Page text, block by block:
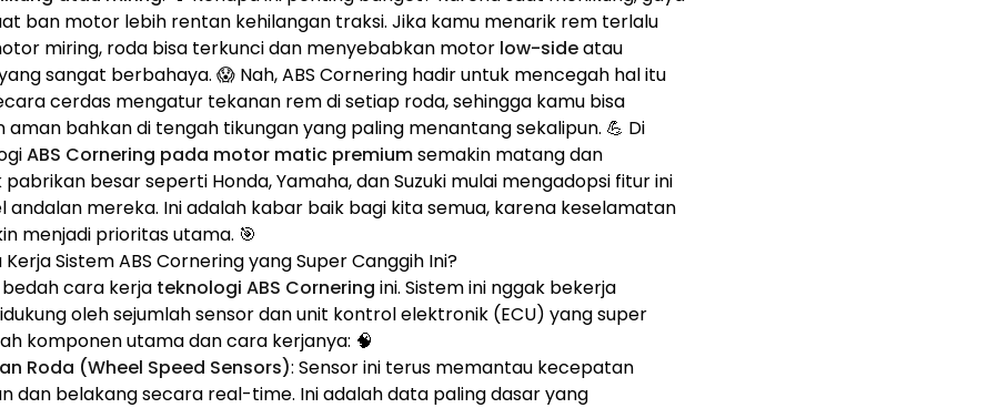
ban motor lebih rentan kehilangan traksi. Jika kamu menarik rem terlalu
miring, roda bisa terkunci dan menyebabkan motor low-sideatau
sangat berbahaya. 😱 Nah, ABS Cornering hadir untuk mencegah hal itu
cerdas mengatur tekanan rem di setiap roda, sehingga kamu bisa
bahkan di tengah tikungan yang paling menantang sekalipun. 💪 Di
ABS Cornering pada motor matic premiumsemakin matang dan
besar seperti Honda, Yamaha, dan Suzuki mulai mengadopsi fitur ini
mereka. Ini adalah kabar baik bagi kita semua, karena keselamatan
menjadi prioritas utama. 🎯
Sistem ABS Cornering yang Super Canggih Ini?
cara kerja teknologi ABS Cornering ini. Sistem ini nggak bekerja
oleh sejumlah sensor dan unit kontrol elektronik (ECU) yang super
komponen utama dan cara kerjanya: 🧠
Roda (Wheel Speed Sensors): Sensor ini terus memantau kecepatan
dan belakang secara real-time. Ini adalah data paling dasar yang